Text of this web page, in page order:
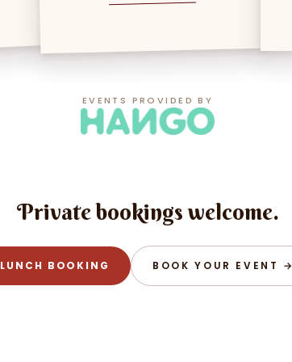
EVENTS PROVIDED BY
Private bookings welcome.
LUNCH BOOKING BOOK YOUR EVENT →